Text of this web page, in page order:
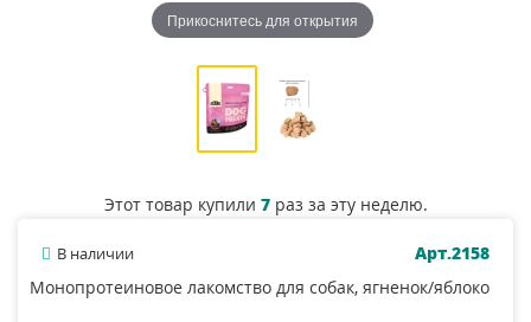
Прикоснитесь для открытия
Этот товар купили 7раз за эту неделю.
В наличии
Арт.2158
Монопротеиновое лакомство для собак, ягненок/яблоко